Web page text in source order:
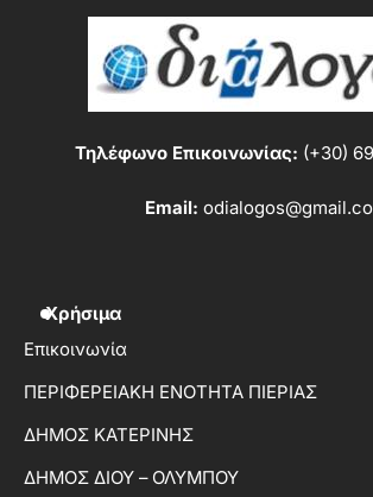
Τηλέφωνο Επικοινωνίας: (+30)
Email:
Χρήσιμα
Επικοινωνία
ΠΕΡΙΦΕΡΕΙΑΚΗ ΕΝΟΤΗΤΑ ΠΙΕΡΙΑΣ
ΔΗΜΟΣ ΚΑΤΕΡΙΝΗΣ
ΔΗΜΟΣ ΔΙΟΥ – ΟΛΥΜΠΟΥ